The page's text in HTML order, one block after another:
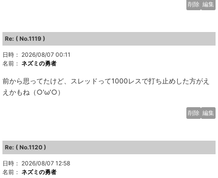
編集
削除
Re: ( No.1119 )
日時： 2026/08/07 00:11
名前： ネズミの勇者
前から思ってたけど、スレッドって1000レスで打ち止めした方がえ
えかもね（○'ω'○）
編集
削除
Re: ( No.1120 )
日時： 2026/08/07 12:58
名前： ネズミの勇者